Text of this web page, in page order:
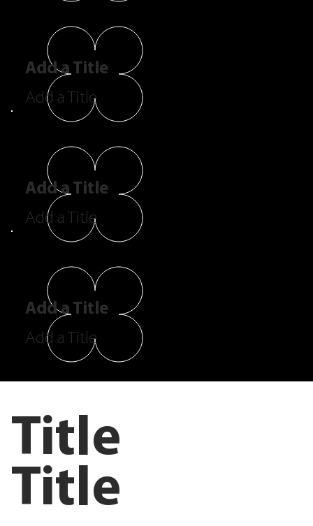
Add a Title
Add a Title
Add a Title
Add a Title
Add a Title
Add a Title
Title
Title